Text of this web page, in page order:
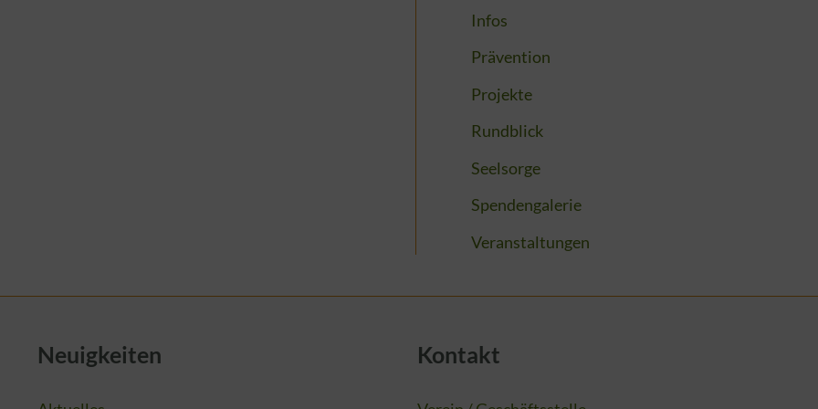
Infos
Prävention
Projekte
Rundblick
Seelsorge
Spendengalerie
Veranstaltungen
Neuigkeiten Kontakt